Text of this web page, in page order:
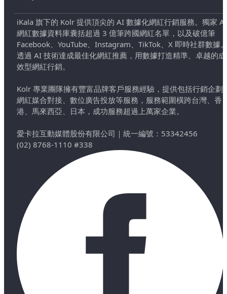
iKala 旗下的 Kolr 提供頂尖的 AI 數據化網紅行銷服務。獨家 AI
網紅數據資料庫囊括超過 3 億筆跨國網紅名單，以及破億筆
Facebook、YouTube、Instagram、TikTok、X 即時社群數據
透過 AI 技術達成最佳化網紅推薦，用數據打造精準、卓越的成
效型網紅行銷。
Kolr 專業團隊擁有豐富品牌客戶服務經驗，提供包括行銷企劃
網紅媒合對接、數位廣告投放等服務，服務範圍橫跨台灣、香
港、馬來西亞、日本，成功服務超過上萬家企業。
愛卡拉互動媒體股份有限公司 ｜ 統一編號：53342456
(02) 8768-1110 #338